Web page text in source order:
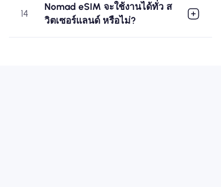
14
Nomad eSIM จะใช้งานได้ทั่ว ส
วิตเซอร์แลนด์ หรือไม่?